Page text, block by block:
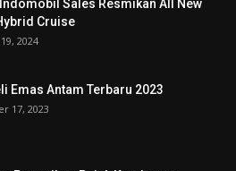
Sales Resmikan All New
Cruise
2024
Emas Antam Terbaru 2023
17, 2023